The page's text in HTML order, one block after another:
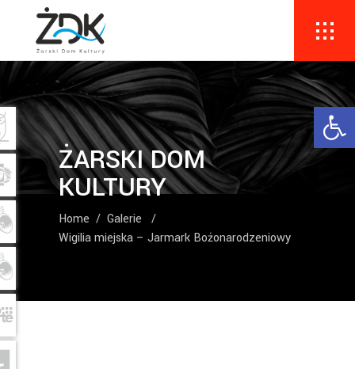
ŻARSKI DOM
KULTURY
Home / Galerie
/
Wigilia miejska – Jarmark Bożonarodzeniowy